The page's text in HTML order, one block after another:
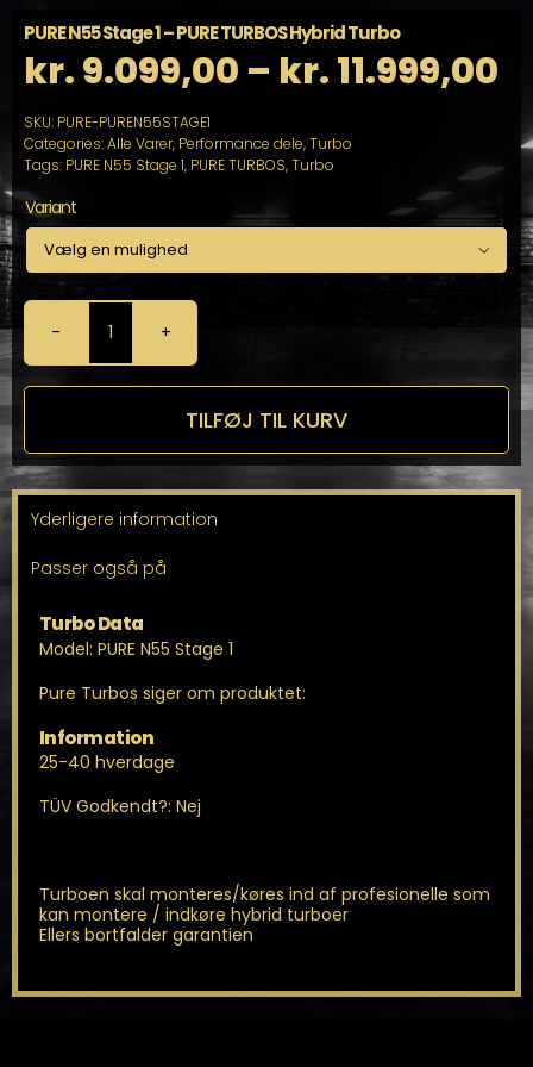
PURE N55 Stage 1 – PURE TURBOS Hybrid Turbo
kr.9.099,00 – kr.11.999,00
SKU: PURE-PUREN55STAGE1
Categories:Alle Varer, Performance dele,Turbo
Tags: PURE N55 Stage 1, PURE TURBOS,Turbo
Variant

PURE
N55
Stage
PURE
Hybrid
Turbo
TILFØJ TIL KURV
Yderligere information
Passer også på
Turbo Data
Model: PURE N55 Stage 1
Pure Turbos siger om produktet:
Information
25-40 hverdage
TÜV Godkendt?: Nej
Turboen skal monteres/køres ind af profesionelle som
kan montere / indkøre hybrid turboer
Ellers bortfalder garantien